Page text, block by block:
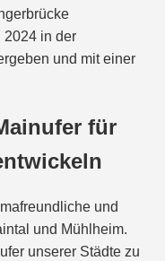
2024 in der
und mit einer
für
und
und Mühlheim.
unserer Städte zu